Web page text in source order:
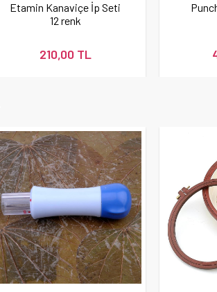
Etamin Kanaviçe İp Seti
12 renk
210,00 TL